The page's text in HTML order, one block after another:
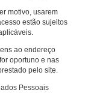
motivo, usarem
estão sujeitos
ao endereço
oportuno e nas
pelo site.
Pessoais